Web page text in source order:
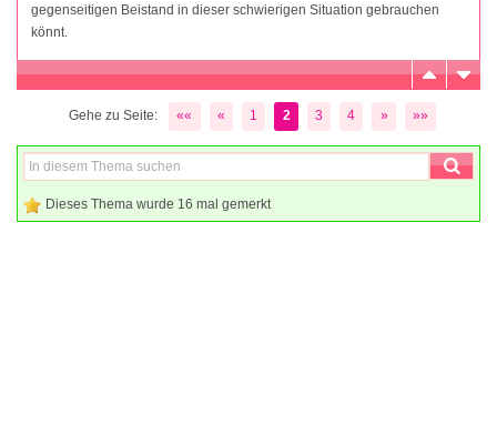
gegenseitigen Beistand in dieser schwierigen Situation gebrauchen
könnt.
Gehe zu Seite: «« « 1 2 3 4 » »»
Dieses Thema wurde 16 mal gemerkt